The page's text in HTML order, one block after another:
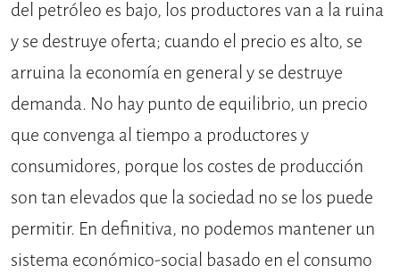
del petróleo es bajo, los productores van a la ruina
y se destruye oferta; cuando el precio es alto, se
arruina la economía en general y se destruye
demanda. No hay punto de equilibrio, un precio
que convenga al tiempo a productores y
consumidores, porque los costes de producción
son tan elevados que la sociedad no se los puede
permitir. En definitiva, no podemos mantener un
sistema económico-social basado en el consumo